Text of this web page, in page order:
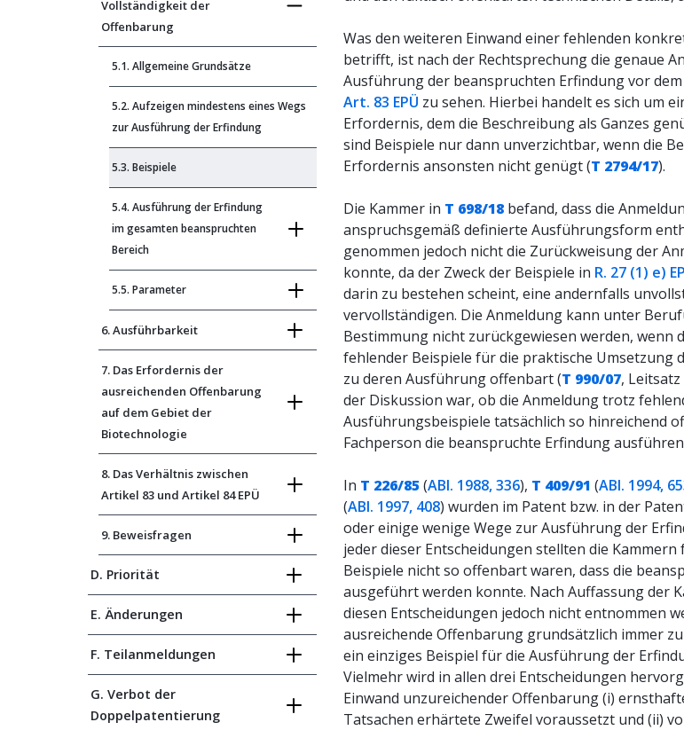
Vollständigkeit der
Offenbarung
5.1. Allgemeine Grundsätze
5.2. Aufzeigen mindestens eines Wegs
zur Ausführung der Erfindung
5.3. Beispiele
5.4. Ausführung der Erfindung
im gesamten beanspruchten
Bereich
5.5. Parameter
6. Ausführbarkeit
7. Das Erfordernis der
ausreichenden Offenbarung
auf dem Gebiet der
Biotechnologie
8. Das Verhältnis zwischen
Artikel 83 und Artikel 84 EPÜ
9. Beweisfragen
D. Priorität
E. Änderungen
F. Teilanmeldungen
G. Verbot der
Doppelpatentierung
Was den weiteren Einwand einer fehlenden
betrifft, ist nach der Rechtsprechung die genaue
Ausführung der beanspruchten Erfindung vor
Art. 83 EPÜ zu sehen. Hierbei handelt es sich um
Erfordernis, dem die Beschreibung als Ganzes
sind Beispiele nur dann unverzichtbar, wenn die
Erfordernis ansonsten nicht genügt (T 2794/17).
Die Kammer in T 698/18 befand, dass die
anspruchsgemäß definierte Ausführungsform
genommen jedoch nicht die Zurückweisung der
konnte, da der Zweck der Beispiele in R. 27 (1) e)
darin zu bestehen scheint, eine andernfalls
vervollständigen. Die Anmeldung kann unter
Bestimmung nicht zurückgewiesen werden, wenn
fehlender Beispiele für die praktische Umsetzung
zu deren Ausführung offenbart (T 990/07,
der Diskussion war, ob die Anmeldung trotz
Ausführungsbeispiele tatsächlich so hinreichend
Fachperson die beanspruchte Erfindung
In T 226/85 (ABl. 1988, 336), T 409/91 (ABl. 1994,
(ABl. 1997, 408) wurden im Patent bzw. in der
oder einige wenige Wege zur Ausführung der
jeder dieser Entscheidungen stellten die
Beispiele nicht so offenbart waren, dass die
ausgeführt werden konnte. Nach Auffassung der
diesen Entscheidungen jedoch nicht entnommen
ausreichende Offenbarung grundsätzlich immer
ein einziges Beispiel für die Ausführung der
Vielmehr wird in allen drei Entscheidungen
Einwand unzureichender Offenbarung (i)
Tatsachen erhärtete Zweifel voraussetzt und (ii)